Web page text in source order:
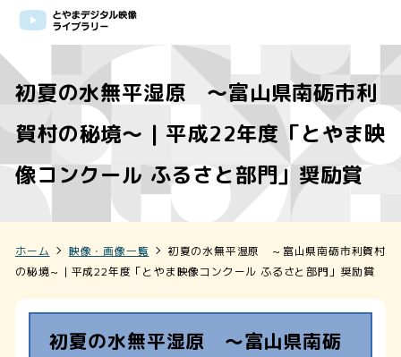
初夏の水無平湿原 ～富山県南砺市利
賀村の秘境～ | 平成22年度「とやま映
像コンクール ふるさと部門」奨励賞
ホーム 映像・画像一覧
初夏の水無平湿原 ～富山県南砺市利賀村
の秘境～ | 平成22年度「とやま映像コンクール ふるさと部門」奨励賞
初夏の水無平湿原 ～富山県南砺